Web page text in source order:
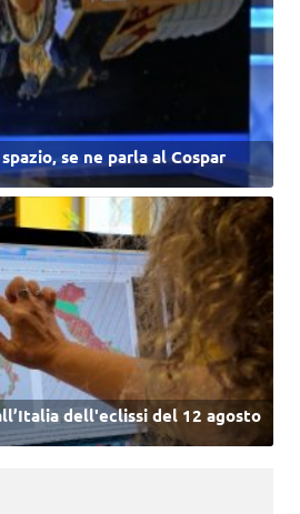
se ne parla al Cospar
dell'eclissi del 12 agosto